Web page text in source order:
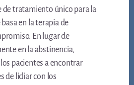
de tratamiento único para la
en la terapia de
En lugar de
en la abstinencia,
pacientes a encontrar
de lidiar con los